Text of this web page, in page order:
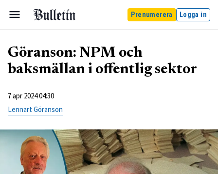
Prenumerera Logga in
Göranson: NPM och
baksmällan i offentlig sektor
7 apr 2024 04:30
Lennart Göranson